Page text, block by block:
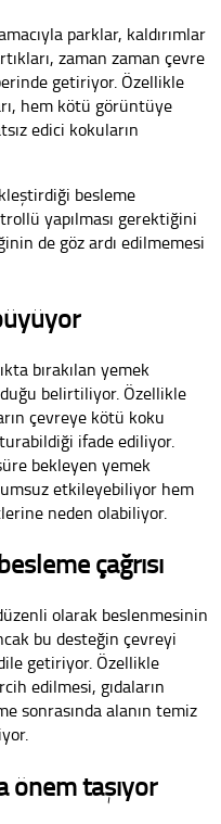
parklar, kaldırımlar
zaman zaman çevre
getiriyor. Özellikle
hem kötü görüntüye
edici kokuların
besleme
yapılması gerektiğini
de göz ardı edilmemesi
bırakılan yemek
belirtiliyor. Özellikle
çevreye kötü koku
ifade ediliyor.
bekleyen yemek
etkileyebiliyor hem
neden olabiliyor.
çağrısı
olarak beslenmesinin
bu desteğin çevreyi
getiriyor. Özellikle
edilmesi, gıdaların
sonrasında alanın temiz
önem taşıyor